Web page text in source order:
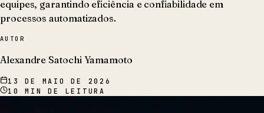
equipes, garantindo eficiência e confiabilidade em
processos automatizados.
AUTOR
Alexandre Satochi Yamamoto
13 DE MAIO DE 2026
10
MIN DE LEITURA